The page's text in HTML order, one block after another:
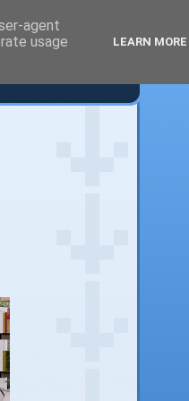
agent
usage
LEARN MORE